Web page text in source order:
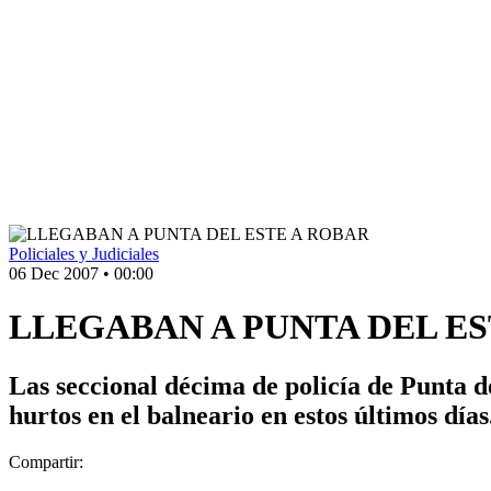
Policiales y Judiciales
06 Dec 2007 • 00:00
LLEGABAN A PUNTA DEL
Las seccional décima de policía de Punta
hurtos en el balneario en estos últimos
Compartir: